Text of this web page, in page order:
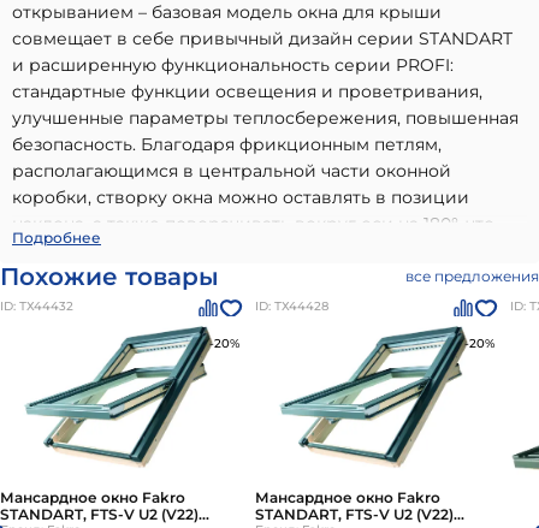
открыванием – базовая модель окна для крыши
совмещает в себе привычный дизайн серии STANDART
и расширенную функциональность серии PROFI:
стандартные функции освещения и проветривания,
улучшенные параметры теплосбережения, повышенная
безопасность. Благодаря фрикционным петлям,
располагающимся в центральной части оконной
коробки, створку окна можно оставлять в позиции
наклона, а также поворачивать вокруг оси на 180°, что
делает удобным мытье внешнего стекла.
Мансардное окно Fakro STANDART, FTS-V U2 (V22)
подходящий для использования в частном малоэтажном
строительстве. Наши материалы бренда
Однокамерные
мансардные окна Fakroотличаются долговечностью,
надежностью и соответствием всем современным
стандартам качества. Преимущества: высокое качество
от проверенного производителя, соответствие
стандартам и нормам, долговечность и устойчивость к
внешним воздействиям, легкость в использовании и
монтаже. Мансардное окно Fakro STANDART, FTS-V U2
Подробнее
Похожие товары все предложения
ID: ТХ44432
-20%
Мансардное окно Fakro
STANDART, FTS-V U2 (V22)
ID: ТХ44428
-20%
Мансардное окно Fakro
STANDART, FTS-V U2 (V22)
ID: